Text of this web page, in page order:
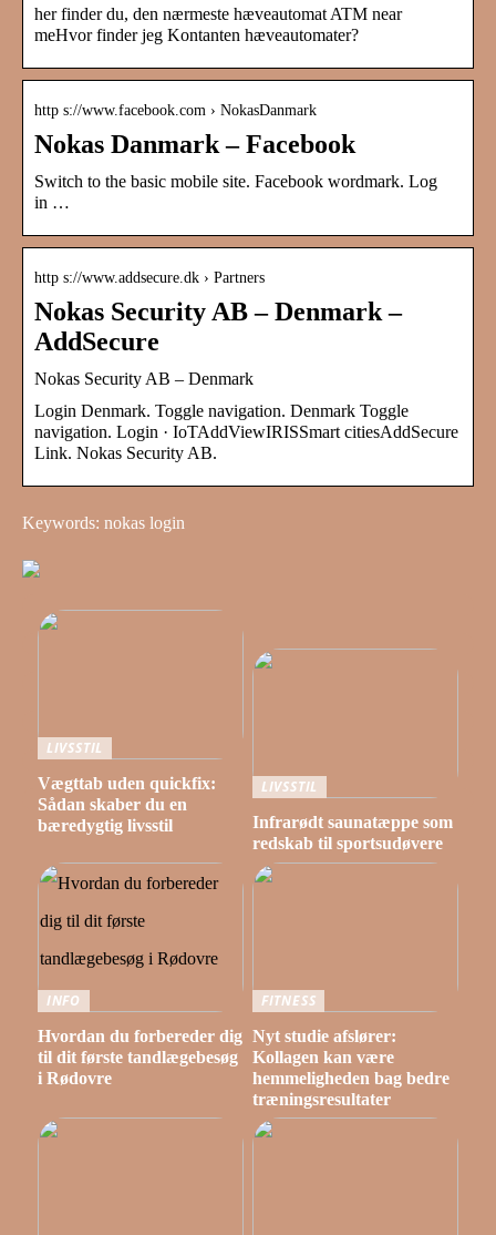
her finder du, den nærmeste hæveautomat ATM near
meHvor finder jeg Kontanten hæveautomater?
http s://www.facebook.com › NokasDanmark
Nokas Danmark – Facebook
Switch to the basic mobile site. Facebook wordmark. Log
in …
http s://www.addsecure.dk › Partners
Nokas Security AB – Denmark –
AddSecure
Nokas Security AB – Denmark
Login Denmark. Toggle navigation. Denmark Toggle
navigation. Login · IoTAddViewIRISSmart citiesAddSecure
Link. Nokas Security AB.
Keywords: nokas login
LIVSSTIL
Vægttab uden quickfix:
Sådan skaber du en
bæredygtig livsstil
LIVSSTIL
Infrarødt saunatæppe som
redskab til sportsudøvere
INFO
Hvordan du forbereder dig
til dit første tandlægebesøg
i Rødovre
FITNESS
Nyt studie afslører:
Kollagen kan være
hemmeligheden bag bedre
træningsresultater